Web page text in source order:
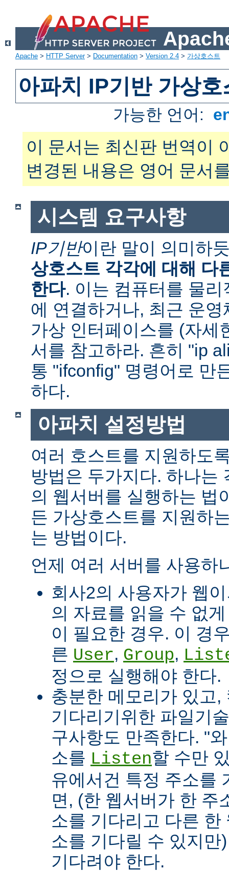
Apache > HTTP Server> Documentation > Version 2.4 > 가상호스트
아파치 IP기반 가상
가능한 언어:
이 문서는 최신판 번역이
변경된 내용은 영어 문서
시스템 요구사항
IP기반이란 말이 의미하
상호스트 각각에 대해 다
한다. 이는 컴퓨터를 물
에 연결하거나, 최근 운
가상 인터페이스를 (자세
서를 참고하라. 흔히 "ip
통 "ifconfig" 명령어로 만
하다.
아파치 설정방법
여러 호스트를 지원하도
방법은 두가지다. 하나는
의 웹서버를 실행하는 법
든 가상호스트를 지원하
는 방법이다.
언제 여러 서버를 사용하
회사2의 사용자가 웹
의 자료를 읽을 수 없
이 필요한 경우. 이 경
른 User, Group,
정으로 실행해야 한다.
충분한 메모리가 있고,
기다리기위한 파일기
구사항도 만족한다. "
소를 Listen할 수만
유에서건 특정 주소를
면, (한 웹서버가 한 주
소를 기다리고 다른 한
소를 기다릴 수 있지
기다려야 한다.